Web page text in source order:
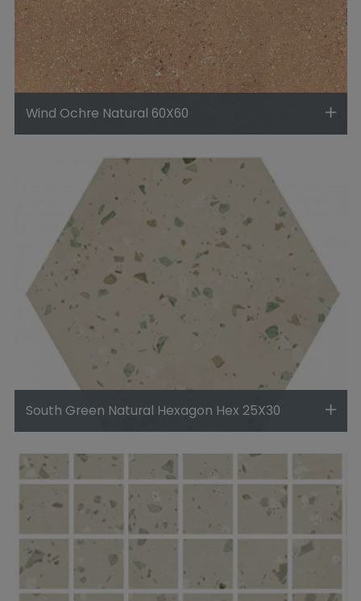
Wind Ochre Natural 60X60
South Green Natural Hexagon Hex 25X30